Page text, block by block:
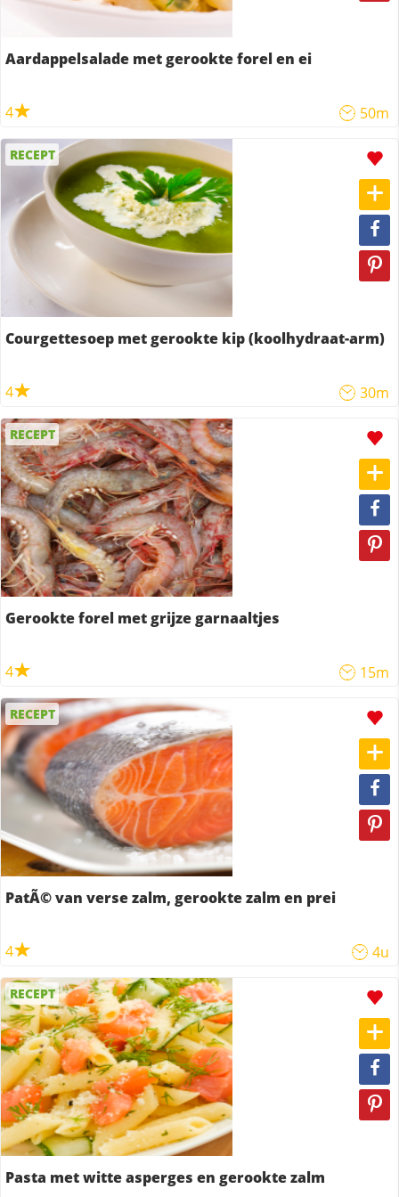
Aardappelsalade met gerookte forel en ei
4 50m
RECEPT
Courgettesoep met gerookte kip (koolhydraat-arm)
4 30m
RECEPT
Gerookte forel met grijze garnaaltjes
4 15m
RECEPT
PatÃ© van verse zalm, gerookte zalm en prei
4 4u
RECEPT
Pasta met witte asperges en gerookte zalm